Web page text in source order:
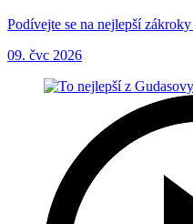
Podívejte se na nejlepší
09. čvc 2026